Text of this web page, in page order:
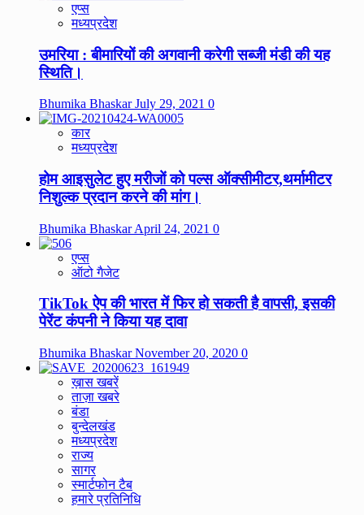
एप्स
मध्यप्रदेश
उमरिया : बीमारियों की अगवानी करेगी सब्जी मंडी की यह
स्थिति।
Bhumika BhaskarJuly 29, 2021 0
कार
मध्यप्रदेश
होम आइसुलेट हुए मरीजों को पल्स ऑक्सीमीटर,थर्मामीटर
निशुल्क प्रदान करने की मांग।
Bhumika BhaskarApril 24, 2021 0
एप्स
ऑटो गैजेट
TikTok ऐप की भारत में फिर हो सकती है वापसी, इसकी
पेरेंट कंपनी ने किया यह दावा
Bhumika BhaskarNovember 20, 2020 0
ख़ास खबरें
ताज़ा खबरे
बंडा
बुन्देलखंड
मध्यप्रदेश
राज्य
सागर
स्मार्टफोन टैब
हमारे प्रतिनिधि